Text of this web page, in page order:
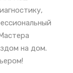
на дом.